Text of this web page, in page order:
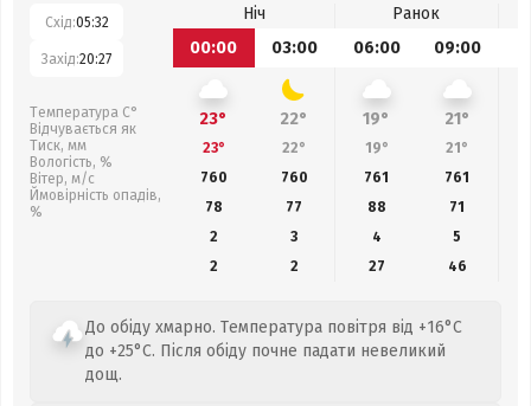
Схід:05:32
Захід:20:27
Температура С°
Відчувається як
Тиск, мм
Вологість, %
Вітер, м/с
Ймовірність опадів,
%
Ніч
Ранок
00:00
03:00 06:00 09:00
23° 22° 19° 21°
23° 22° 19° 21°
760
760 761 761
78
77 88 71
2
3 4
5
2
2 27 46
До обіду хмарно. Температура повітря від +16°C
до +25°C. Після обіду почне падати невеликий
дощ.